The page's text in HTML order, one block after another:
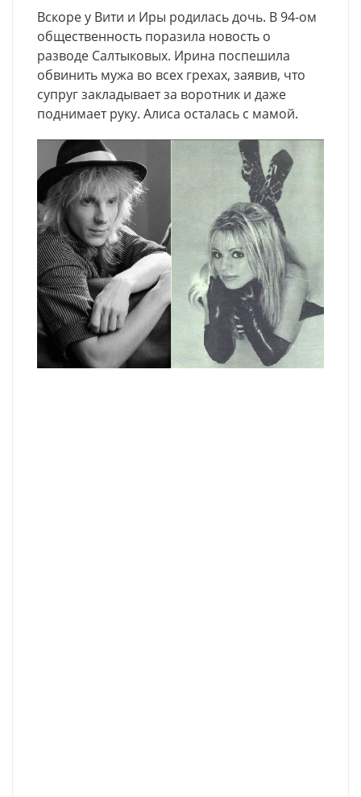
Вскоре у Вити и Иры родилась дочь. В 94-ом
общественность поразила новость о
разводе Салтыковых. Ирина поспешила
обвинить мужа во всех грехах, заявив, что
супруг закладывает за воротник и даже
поднимает руку. Алиса осталась с мамой.